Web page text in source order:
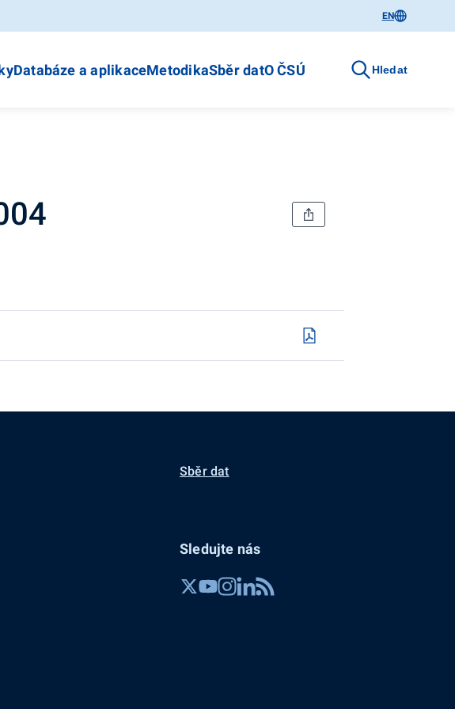
EN
Databáze a aplikaceMetodikaSběr datO ČSÚ Hledat
Sběr dat
Sledujte nás